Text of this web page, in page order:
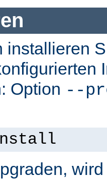
installieren
Option --